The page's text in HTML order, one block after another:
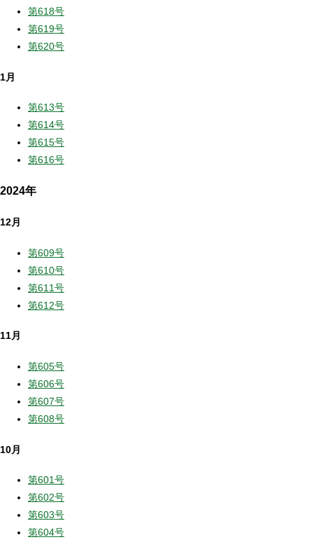
第618号
第619号
第620号
1月
第613号
第614号
第615号
第616号
2024年
12月
第609号
第610号
第611号
第612号
11月
第605号
第606号
第607号
第608号
10月
第601号
第602号
第603号
第604号